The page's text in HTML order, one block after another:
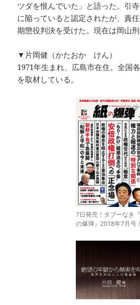
ツダを恨んでいた」と語った。引
に陥っていると認定されたが、責
期懲役判決を受けた。現在は岡山刑
▼片岡健（かたおか けん）
1971年生まれ、広島市在住。全国
を取材している。
7日発売！タブーなき
の爆弾』2018年7月号！